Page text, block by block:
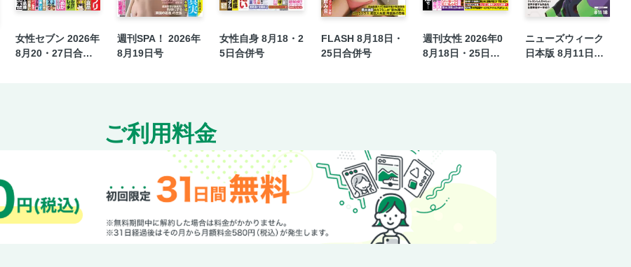
出直し選に出馬表明の斎藤元彦知事〝イケメン東大生〟に自ら応募の過去
剛力彩芽「ドロップキック」の衝撃／松井秀喜 イチローとの雪解け
霧島聖子 ハイレグがまぶしいね
川島隆太教授監修 グラドルと脳活パズル
【電子版特典】いくみ ギリギリを愛するお姉さん
女性セブン 2026年
8月20・27日合併
週刊SPA！ 2026年
8月19日号
女性自身 8月18・2
5日合併号
FLASH 8月18日・
25日合併号
週刊女性 2026年0
8月18日・25日合
ニューズウィーク
日本版 8月11日・1
ご利用料金